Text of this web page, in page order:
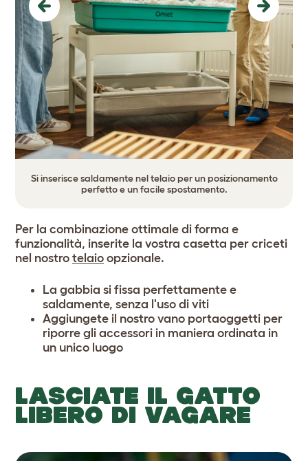
Si inserisce saldamente nel telaio per un posizionamento
perfetto e un facile spostamento.
Previous Next
Per la combinazione ottimale di forma e
funzionalità, inserite la vostra casetta per criceti
nel nostro telaio opzionale.
La gabbia si fissa perfettamente e
saldamente, senza l'uso di viti
Aggiungete il nostro vano portaoggetti per
riporre gli accessori in maniera ordinata in
un unico luogo
LASCIATE IL GATTO
LIBERO DI VAGARE